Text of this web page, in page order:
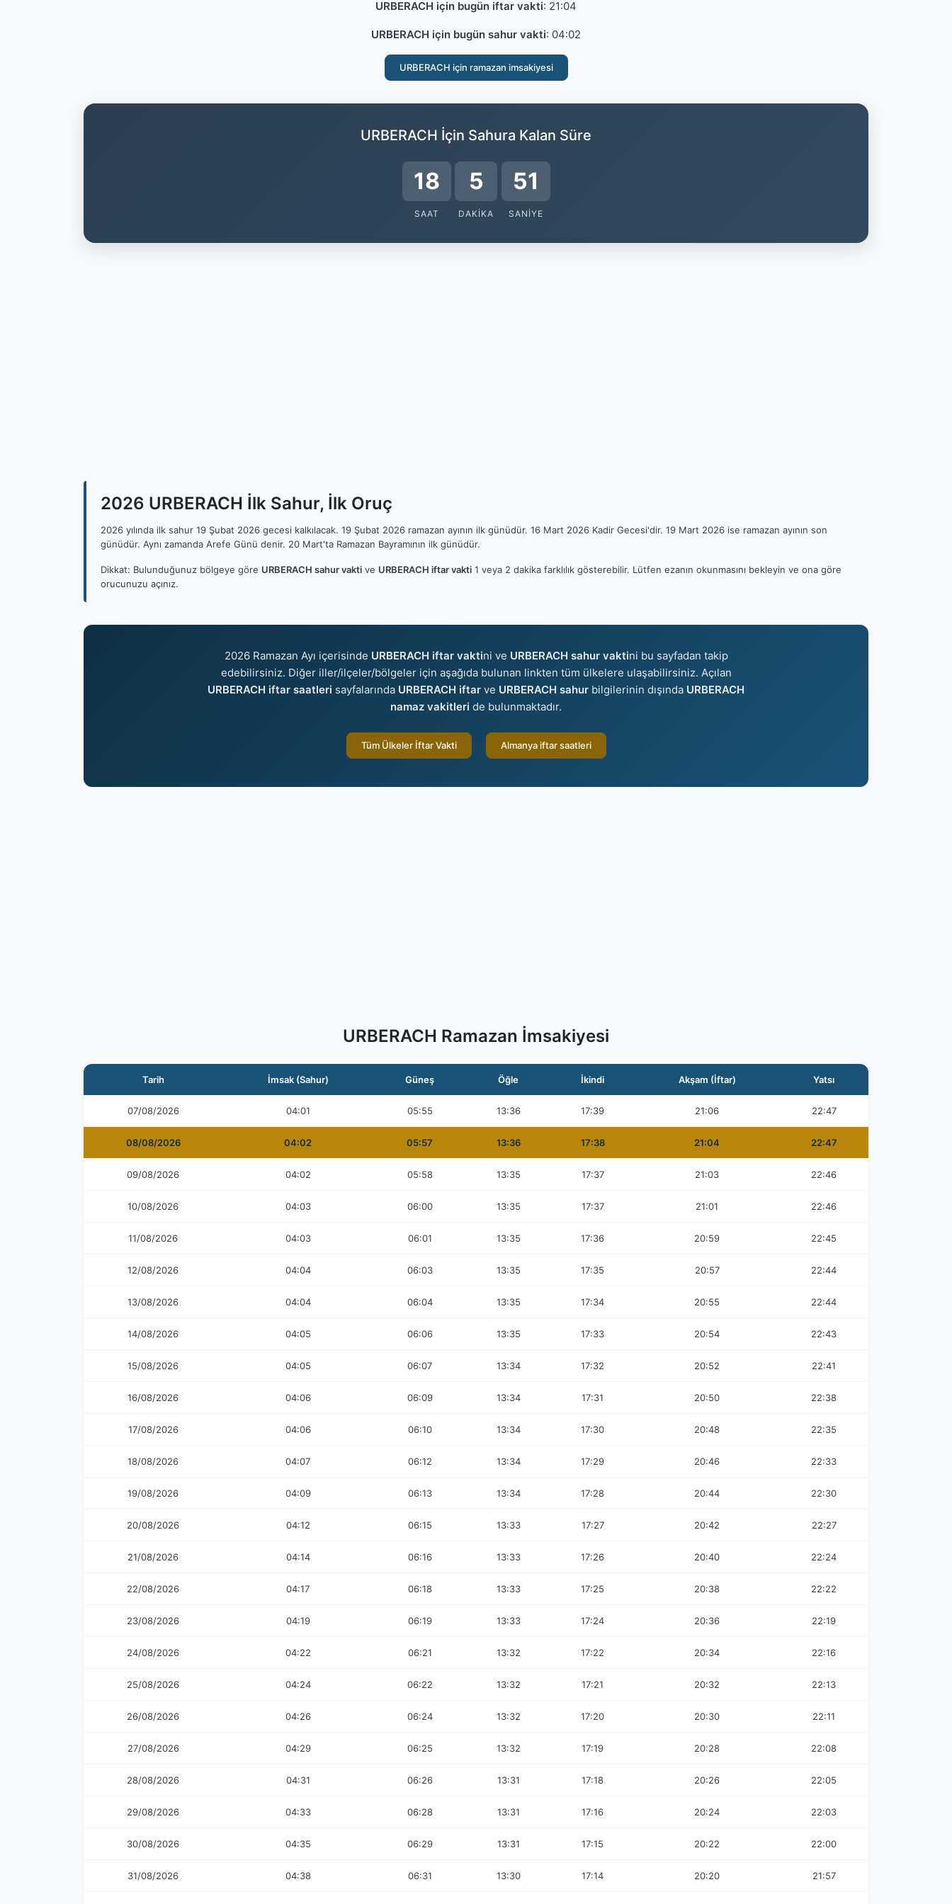
URBERACH için bugün iftar vakti: 21:04
URBERACH için bugün sahur vakti: 04:02
URBERACH için ramazan imsakiyesi
URBERACH İçin Sahura Kalan Süre
18
SAAT
5
DAKIKA
51
SANIYE
2026 URBERACH İlk Sahur, İlk Oruç
2026 yılında ilk sahur 19 Şubat 2026 gecesi kalkılacak. 19 Şubat 2026 ramazan ayının ilk günüdür. 16 Mart 2026 Kadir Gecesi'dir. 19 Mart 2026 ise ramazan ayının son
günüdür. Aynı zamanda Arefe Günü denir. 20 Mart'ta Ramazan Bayramının ilk günüdür.
Dikkat: Bulunduğunuz bölgeye göre URBERACH sahur vakti ve URBERACH iftar vakti 1 veya 2 dakika farklılık gösterebilir. Lütfen ezanın okunmasını bekleyin ve ona göre
orucunuzu açınız.
2026 Ramazan Ayı içerisinde URBERACH iftar vaktini ve URBERACH sahur vaktini bu sayfadan takip
edebilirsiniz. Diğer iller/ilçeler/bölgeler için aşağıda bulunan linkten tüm ülkelere ulaşabilirsiniz. Açılan
URBERACH iftar saatleri sayfalarında URBERACH iftar ve URBERACH sahur bilgilerinin dışında URBERACH
namaz vakitleri de bulunmaktadır.
Tüm Ülkeler İftar Vakti Almanya iftar saatleri
URBERACH Ramazan İmsakiyesi
Tarih İmsak (Sahur) Güneş Öğle İkindi Akşam (İftar) Yatsı
07/08/2026 04:01 05:55 13:36 17:39 21:06 22:47
08/08/2026 04:02 05:57 13:36 17:38 21:04 22:47
09/08/2026 04:02 05:58 13:35 17:37 21:03 22:46
10/08/2026 04:03 06:00 13:35 17:37 21:01 22:46
11/08/2026 04:03 06:01 13:35 17:36 20:59 22:45
12/08/2026 04:04 06:03 13:35 17:35 20:57 22:44
13/08/2026 04:04 06:04 13:35 17:34 20:55 22:44
14/08/2026 04:05 06:06 13:35 17:33 20:54 22:43
15/08/2026 04:05 06:07 13:34 17:32 20:52 22:41
16/08/2026 04:06 06:09 13:34 17:31 20:50 22:38
17/08/2026 04:06 06:10 13:34 17:30 20:48 22:35
18/08/2026 04:07 06:12 13:34 17:29 20:46 22:33
19/08/2026 04:09 06:13 13:34 17:28 20:44 22:30
20/08/2026 04:12 06:15 13:33 17:27 20:42 22:27
21/08/2026 04:14 06:16 13:33 17:26 20:40 22:24
22/08/2026 04:17 06:18 13:33 17:25 20:38 22:22
23/08/2026 04:19 06:19 13:33 17:24 20:36 22:19
24/08/2026 04:22 06:21 13:32 17:22 20:34 22:16
25/08/2026 04:24 06:22 13:32 17:21 20:32 22:13
26/08/2026 04:26 06:24 13:32 17:20 20:30 22:11
27/08/2026 04:29 06:25 13:32 17:19 20:28 22:08
28/08/2026 04:31 06:26 13:31 17:18 20:26 22:05
29/08/2026 04:33 06:28 13:31 17:16 20:24 22:03
30/08/2026 04:35 06:29 13:31 17:15 20:22 22:00
31/08/2026 04:38 06:31 13:30 17:14 20:20 21:57